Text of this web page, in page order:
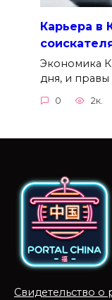
Карьера в
Экономика
дня, и правы
0 2к.
Свидетельство о